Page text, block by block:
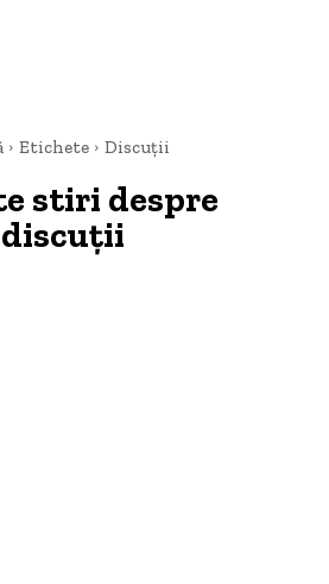
Etichete Discuții
stiri despre
discuții